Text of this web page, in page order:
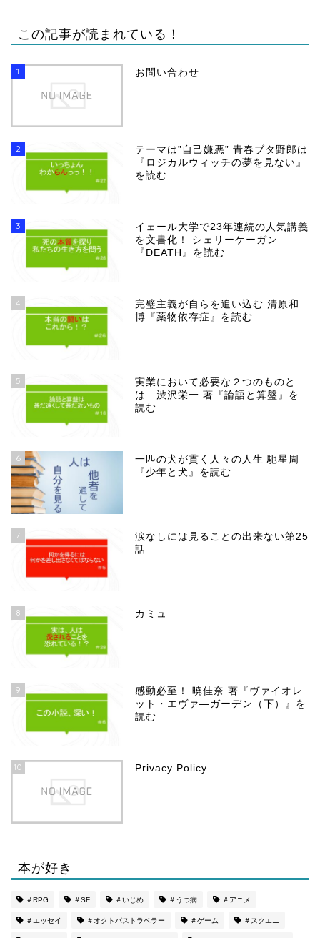
この記事が読まれている！
1 お問い合わせ
2
テーマは”自己嫌悪” 青春ブタ野郎は
『ロジカルウィッチの夢を見ない』
を読む
3
イェール大学で23年連続の人気講義
を文書化！ シェリーケーガン
『DEATH』を読む
4
完璧主義が自らを追い込む 清原和
博『薬物依存症』を読む
5
実業において必要な２つのものと
は 渋沢栄一 著『論語と算盤』を
読む
6
一匹の犬が貫く人々の人生 馳星周
『少年と犬』を読む
7
涙なしには見ることの出来ない第25
話
8 カミュ
9
感動必至！ 暁佳奈 著『ヴァイオレ
ット・エヴァ―ガーデン（下）』を
読む
10 Privacy Policy
本が好き
＃RPG ＃SF ＃いじめ ＃うつ病 ＃アニメ
＃エッセイ ＃オクトパストラベラー ＃ゲーム ＃スクエニ
プロフィール